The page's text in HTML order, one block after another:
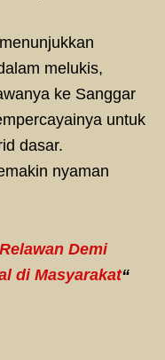
melukis,
ke Sanggar
untuk
dasar.
nyaman
Demi
di Masyarakat“